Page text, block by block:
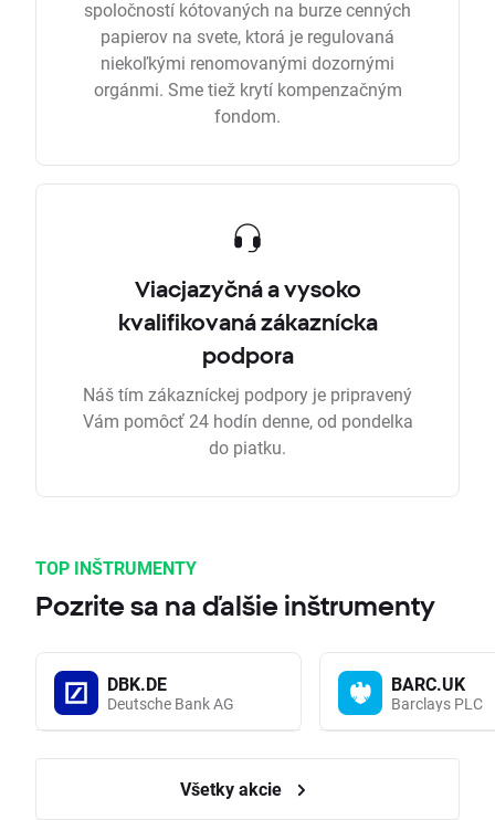
spoločností kótovaných na burze cenných
papierov na svete, ktorá je regulovaná
niekoľkými renomovanými dozornými
orgánmi. Sme tiež krytí kompenzačným
fondom.
Viacjazyčná a vysoko
kvalifikovaná zákaznícka
podpora
Náš tím zákazníckej podpory je pripravený
Vám pomôcť 24 hodín denne, od pondelka
do piatku.
TOP INŠTRUMENTY
Pozrite sa na ďalšie inštrumenty
DBK.DE
Deutsche Bank AG
BARC.UK
Barclays PLC
Všetky akcie